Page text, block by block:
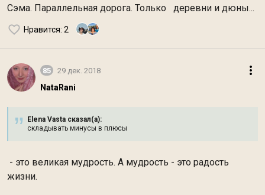
Сэма. Параллельная дорога. Только деревни и дюны...
Нравится: 2
85 29 дек. 2018
NataRani
Elena Vasta сказал(а):
складывать минусы в плюсы
- это великая мудрость. А мудрость - это радость
жизни.